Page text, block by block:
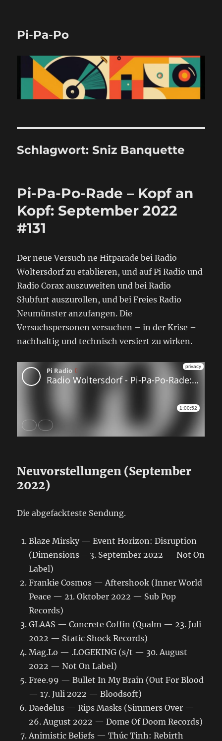
Pi-Pa-Po
Schlagwort:Sniz Banquette
Pi-Pa-Po-Rade – Kopf an
Kopf: September 2022
#131
Der neue Versuch ne Hitparade bei Radio
Woltersdorf zu etablieren, und auf Pi Radio und
Radio Corax auszuweiten und bei Radio
Słubfurt auszurollen, und bei Freies Radio
Neumünster anzufangen. Die
Versuchspersonen versuchen – in der Krise –
nachhaltig und technisch versiert zu wirken.
Neuvorstellungen (September
2022)
Die abgefackteste Sendung.
Blaze Mirsky — Event Horizon: Disruption
(Dimensions – 3. September 2022 — Not On
Label)
Frankie Cosmos — Aftershook (Inner World
Peace — 21. Oktober 2022 — Sub Pop
Records)
GLAAS — Concrete Coffin (Qualm — 23. Juli
2022 — Static Shock Records)
Mag.Lo — .LOGEKING (s/t — 30. August
2022 — Not On Label)
Free.99 — Bullet In My Brain (Out For Blood
— 17. Juli 2022 — Bloodsoft)
Daedelus — Rips Masks (Simmers Over —
26. August 2022 — Dome Of Doom Records)
Animistic Beliefs — Thúc Tinh: Rebirth